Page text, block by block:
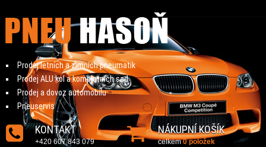
Prodej letních a zimních pneumatik
Prodej ALU kol a kompletních sad
Prodej a dovoz automobilu
Pneuservis
KONTAKT
+420 607 843 079
NÁKUPNÍ KOŠÍK
celkem0 položek